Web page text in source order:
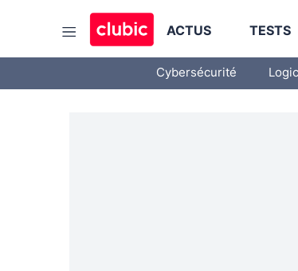
ACTUS TESTS
Cybersécurité